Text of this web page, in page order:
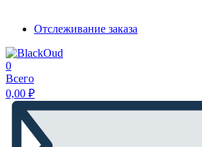
Отслеживание заказа
0
Всего
0,00 ₽